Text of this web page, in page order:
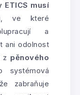
ETICS musí
, ve které
a
ani odolnost
z pěnového
zabraňuje